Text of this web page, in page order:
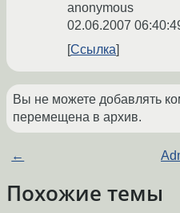
anonymous
02.06.2007
Ссылка
Вы не можете добавлять
перемещена в архив.
←
Похожие темы